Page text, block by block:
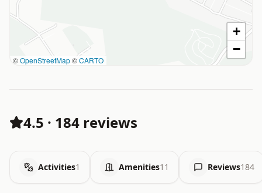
©OpenStreetMap©CARTO
+
−
4.5 · 184 reviews
Activities1 Amenities11 Reviews184